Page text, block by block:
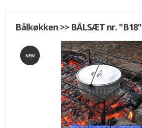
TILBUD
KONTAKT
Bålkøkken >> BÅLSÆT nr. "B18"